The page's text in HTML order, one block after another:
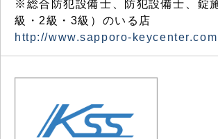
※総合防犯設備士、防犯設備士、錠
級・2級・3級）のいる店
http://www.sapporo-keycenter.com